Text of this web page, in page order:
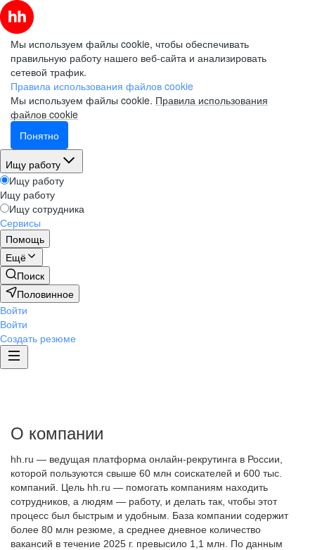
Мы используем файлы cookie, чтобы обеспечивать
правильную работу нашего веб-сайта и анализировать
сетевой трафик.
Правила использования файлов cookie
Мы используем файлы cookie. Правила использования
файлов cookie
Понятно
Ищу работу
Ищу работу
Ищу работу
Ищу сотрудника
Сервисы
Помощь
Ещё
Поиск
Половинное
Войти
Войти
Создать резюме
О компании
hh.ru — ведущая платформа онлайн-рекрутинга в России,
которой пользуются свыше 60 млн соискателей и 600 тыс.
компаний. Цель hh.ru — помогать компаниям находить
сотрудников, а людям — работу, и делать так, чтобы этот
процесс был быстрым и удобным. База компании содержит
более 80 млн резюме, а среднее дневное количество
вакансий в течение 2025 г. превысило 1,1 млн. По данным